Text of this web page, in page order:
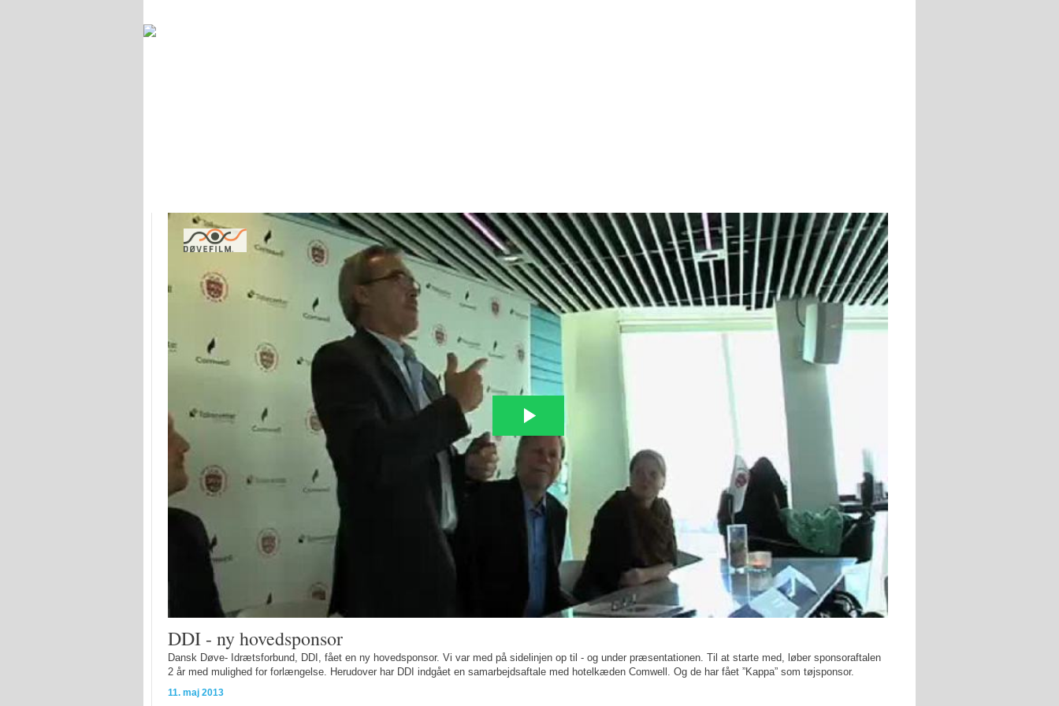
DDI - ny hovedsponsor
Dansk Døve- Idrætsforbund, DDI, fået en ny hovedsponsor. Vi var med på sidelinjen op til - og under præsentationen. Til at starte med, løber sponsoraftalen
2 år med mulighed for forlængelse. Herudover har DDI indgået en samarbejdsaftale med hotelkæden Comwell. Og de har fået ”Kappa” som tøjsponsor.
11. maj 2013